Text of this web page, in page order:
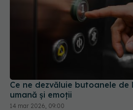
Ce ne dezvăluie butoanele
umană și emoții
14 mar 2026, 09:00